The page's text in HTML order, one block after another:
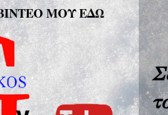
ΜΟΥ ΕΔΩ